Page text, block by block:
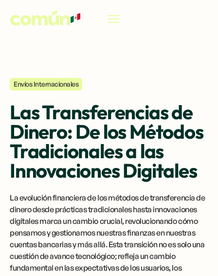
Envíos Internacionales
Las Transferencias de
Dinero: De los Métodos
Tradicionales a las
Innovaciones Digitales
La evolución financiera de los métodos de transferencia de
dinero desde prácticas tradicionales hasta innovaciones
digitales marca un cambio crucial, revolucionando cómo
pensamos y gestionamos nuestras finanzas en nuestras
cuentas bancarias y más allá. Esta transición no es solo una
cuestión de avance tecnológico; refleja un cambio
fundamental en las expectativas de los usuarios, los